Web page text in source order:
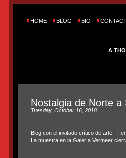
HOME BLOG BIO
A
Nostalgia de Norte
Tuesday, October 16, 2018
Blog con el invitado crítico de arte -
La muestra en la Galería Vermeer